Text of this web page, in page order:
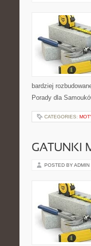
bardziej
Porady dla
CATEGORIES:
GATUNKI
POSTED BY ADMIN